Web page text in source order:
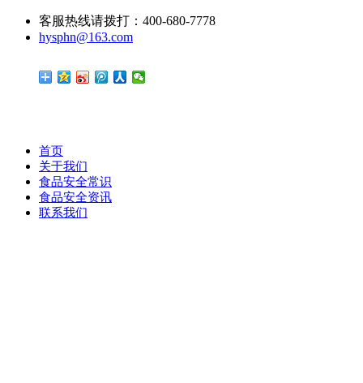
客服热线请拨打：400-680-7778
hysphn@163.com
首页
关于我们
食品安全常识
食品安全资讯
联系我们